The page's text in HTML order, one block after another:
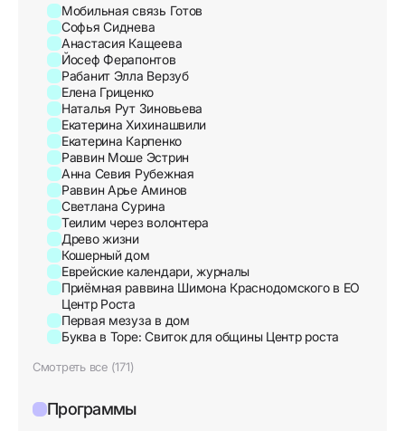
Мобильная связь Готов
Софья Сиднева
Анастасия Кащеева
Йосеф Ферапонтов
Рабанит Элла Верзуб
Елена Гриценко
Наталья Рут Зиновьева
Екатерина Хихинашвили
Екатерина Карпенко
Раввин Моше Эстрин
Анна Севия Рубежная
Раввин Арье Аминов
Светлана Сурина
Теилим через волонтера
Древо жизни
Кошерный дом
Еврейские календари, журналы
Приёмная раввина Шимона Краснодомского в ЕО
Центр Роста
Первая мезуза в дом
Буква в Торе: Свиток для общины Центр роста
Смотреть все (171)
Программы